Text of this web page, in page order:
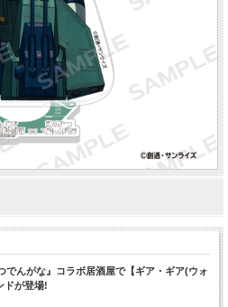
でんがな』コラボ居酒屋で【ギア・ギア(ウォ
ドが登場!